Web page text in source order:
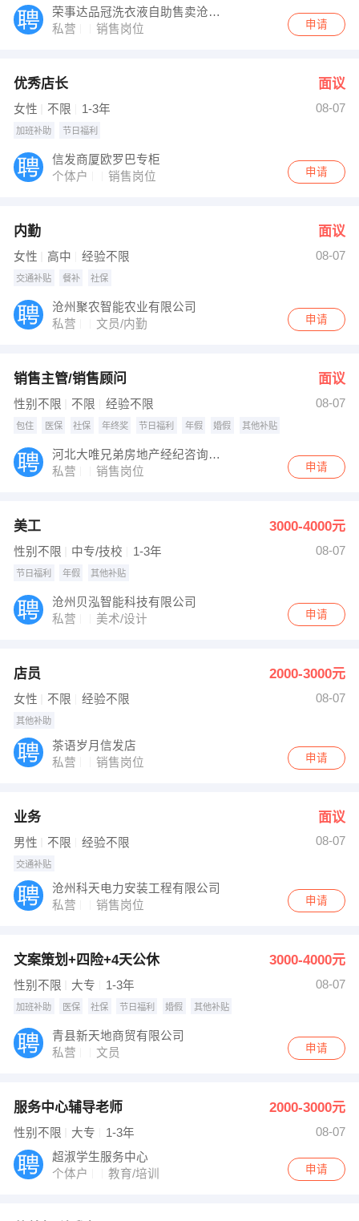
荣事达品冠洗衣液自助售卖沧州分公司
私营
销售岗位 申请
优秀店长 面议
女性 不限 1-3年 08-07
加班补助 节日福利
信发商厦欧罗巴专柜
个体户
销售岗位 申请
内勤 面议
女性 高中 经验不限 08-07
交通补贴 餐补 社保
沧州聚农智能农业有限公司
私营
文员/内勤 申请
销售主管/销售顾问 面议
性别不限 不限 经验不限 08-07
包住 医保 社保 年终奖 节日福利 年假 婚假 其他补贴
河北大唯兄弟房地产经纪咨询有限公司
私营
销售岗位 申请
美工 3000-4000元
性别不限 中专/技校 1-3年 08-07
节日福利 年假 其他补贴
沧州贝泓智能科技有限公司
私营
美术/设计 申请
店员 2000-3000元
女性 不限 经验不限 08-07
其他补助
茶语岁月信发店
私营
销售岗位 申请
业务 面议
男性 不限 经验不限 08-07
交通补贴
沧州科天电力安装工程有限公司
私营
销售岗位 申请
文案策划+四险+4天公休 3000-4000元
性别不限 大专 1-3年 08-07
加班补助 医保 社保 节日福利 婚假 其他补贴
青县新天地商贸有限公司
私营
文员 申请
服务中心辅导老师 2000-3000元
性别不限 大专 1-3年
08-07
超淑学生服务中心
个体户
教育/培训 申请